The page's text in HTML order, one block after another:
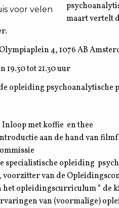
voor velen
maart vertelt
4, 1076 AB
tot 21.30 uur
psychoanalytische
Inloop met koffie en thee
aan de hand van
specialistische opleiding
van de
het opleidingscurriculum * de
van (voormalige)